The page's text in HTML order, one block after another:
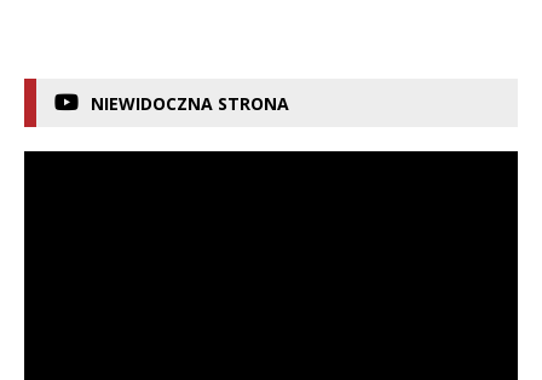
NIEWIDOCZNA STRONA